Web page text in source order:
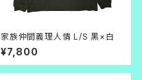
家族仲間義理人情 L/S 黒×白
¥7,800